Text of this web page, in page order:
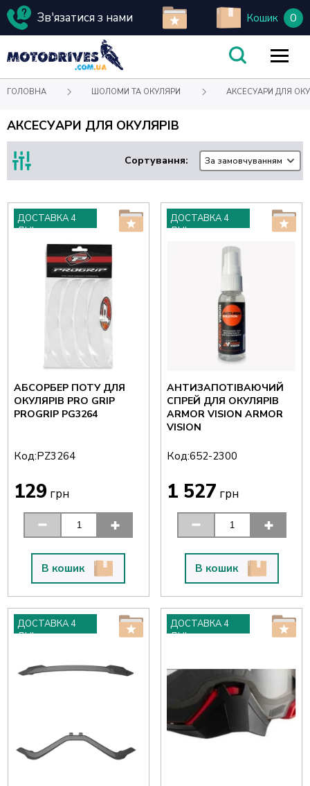
Зв'язатися з нами Кошик 0
ГОЛОВНА ШОЛОМИ ТА ОКУЛЯРИ АКСЕСУАРИ ДЛЯ
АКСЕСУАРИ ДЛЯ ОКУЛЯРІВ
Сортування: За замовчуванням
ДОСТАВКА 4
ДНІ
АБСОРБЕР ПОТУ ДЛЯ
ОКУЛЯРІВ PRO GRIP
PROGRIP PG3264
Код:PZ3264
129грн
В кошик
ДОСТАВКА 4
ДНІ
АНТИЗАПОТІВАЮЧИЙ
СПРЕЙ ДЛЯ ОКУЛЯРІВ
ARMOR VISION ARMOR
VISION
Код:652-2300
1 527 грн
В кошик
ДОСТАВКА 4
ДНІ
ДОСТАВКА 4
ДНІ